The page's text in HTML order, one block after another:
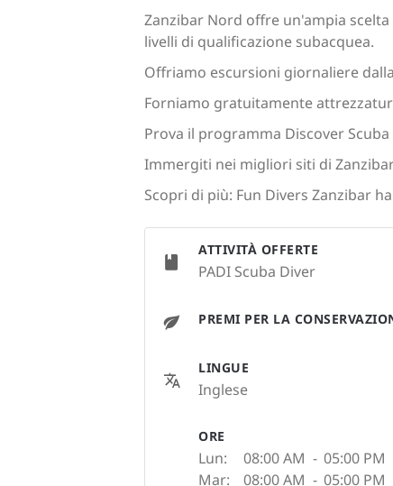
Zanzibar Nord offre un'ampia
livelli di qualificazione subacquea.
Offriamo escursioni giornaliere
Forniamo gratuitamente
Prova il programma Discover
Immergiti nei migliori siti di
Scopri di più: Fun Divers Zanzibar
ATTIVITÀ OFFERTE
PADI Scuba Diver
PREMI PER LA
LINGUE
Inglese
ORE
Lun: 08:00 AM - 05:00 PM
Mar:
08:00 AM - 05:00 PM